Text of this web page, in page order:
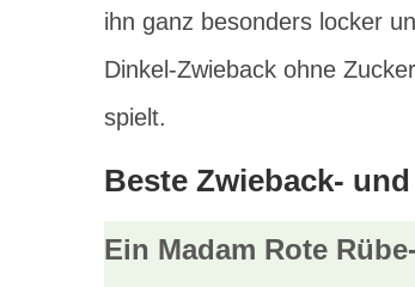
ihn ganz besonders locker
Dinkel-Zwieback ohne
spielt.
Beste Zwieback-
Ein Madam Rote